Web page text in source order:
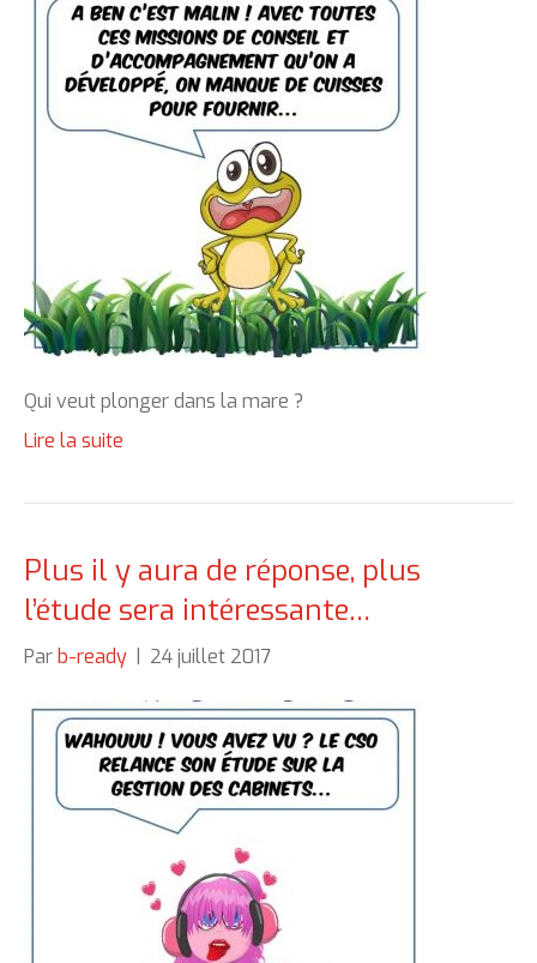
Qui veut plonger dans la mare ?
Lire la suite
Plus il y aura de réponse, plus
l’étude sera intéressante…
Par b-ready 24 juillet 2017